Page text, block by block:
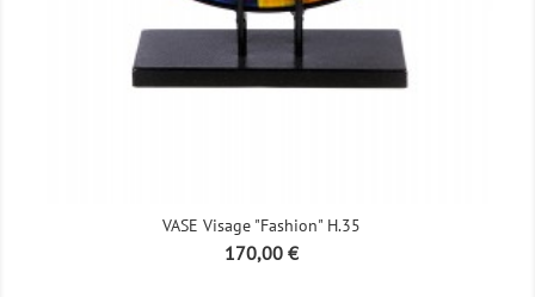
VASE Visage "Fashion" H.35
Prix
170,00 €